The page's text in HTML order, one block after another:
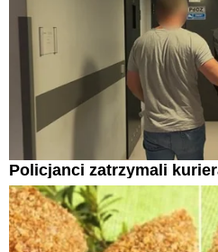
Policjanci zatrzymali